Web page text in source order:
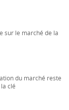
sur le marché de la
du marché reste
clé